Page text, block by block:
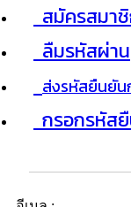
สมัครสมา
ลืมรหัสผ่าน
ส่งรหัสยืนยัน
กรอกรหัส